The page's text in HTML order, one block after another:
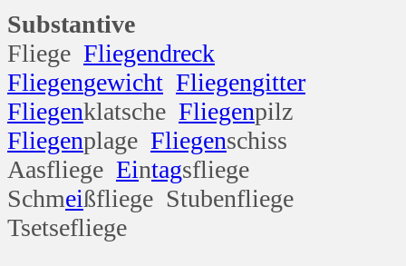
Substantive
Fliege Fliegendreck
Fliegengewicht Fliegengitter
Fliegenklatsche Fliegenpilz
Fliegenplage Fliegenschiss
Aasfliege Eintagsfliege
Schmeißfliege Stubenfliege
Tsetsefliege